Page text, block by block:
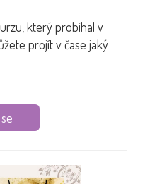
který probíhal v
projít v čase jaký